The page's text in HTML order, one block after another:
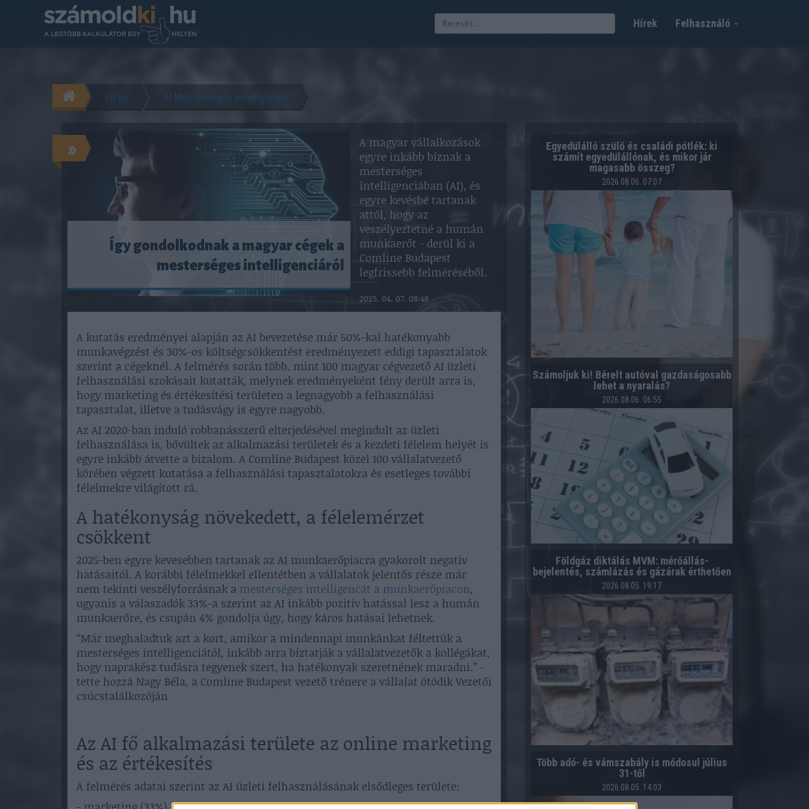
Felhasználó
Hírek
Hírek AI Mesterséges intelligencia
»
Így gondolkodnak a magyar cégek a
mesterséges intelligenciáról
A magyar vállalkozások
egyre inkább bíznak a
mesterséges
intelligenciában (AI), és
egyre kevésbé tartanak
attól, hogy az
veszélyeztetné a humán
munkaerőt - derül ki a
Comline Budapest
legfrissebb felméréséből.
2025. 04. 07. 08:48
A kutatás eredményei alapján az AI bevezetése már 50%-kal hatékonyabb
munkavégzést és 30%-os költségcsökkentést eredményezett eddigi tapasztalatok
szerint a cégeknél. A felmérés során több, mint 100 magyar cégvezető AI üzleti
felhasználási szokásait kutatták, melynek eredményeként fény derült arra is,
hogy marketing és értékesítési területen a legnagyobb a felhasználási
tapasztalat, illetve a tudásvágy is egyre nagyobb.
Az AI 2020-ban induló robbanásszerű elterjedésével megindult az üzleti
felhasználása is, bővültek az alkalmazási területek és a kezdeti félelem helyét is
egyre inkább átvette a bizalom. A Comline Budapest közel 100 vállalatvezető
körében végzett kutatása a felhasználási tapasztalatokra és esetleges további
félelmekre világított rá.
A hatékonyság növekedett, a félelemérzet
csökkent
2025-ben egyre kevesebben tartanak az AI munkaerőpiacra gyakorolt negatív
hatásaitól. A korábbi félelmekkel ellentétben a vállalatok jelentős része már
nem tekinti veszélyforrásnak a mesterséges intelligencát a munkaerőpiacon,
ugyanis a válaszadók 33%-a szerint az AI inkább pozitív hatással lesz a humán
munkaerőre, és csupán 4% gondolja úgy, hogy káros hatásai lehetnek.
“Már meghaladtuk azt a kort, amikor a mindennapi munkánkat féltettük a
mesterséges intelligenciától, inkább arra bíztatják a vállalatvezetők a kollégákat,
hogy naprakész tudásra tegyenek szert, ha hatékonyak szeretnének maradni.” -
tette hozzá Nagy Béla, a Comline Budapest vezető trénere a vállalat ötödik Vezetői
csúcstalálkozóján
Az AI fő alkalmazási területe az online marketing
és az értékesítés
A felmérés adatai szerint az AI üzleti felhasználásának elsődleges területe:
Egyedülálló szülő és családi pótlék: ki
számít egyedülállónak, és mikor jár
magasabb összeg?
2026.08.06. 07:07
Számoljuk ki! Bérelt autóval gazdaságosabb
lehet a nyaralás?
2026.08.06. 06:55
Földgáz diktálás MVM: mérőállás-
bejelentés, számlázás és gázárak érthetően
2026.08.05. 19:17
Több adó- és vámszabály is módosul július
31-től
2026.08.05. 14:03